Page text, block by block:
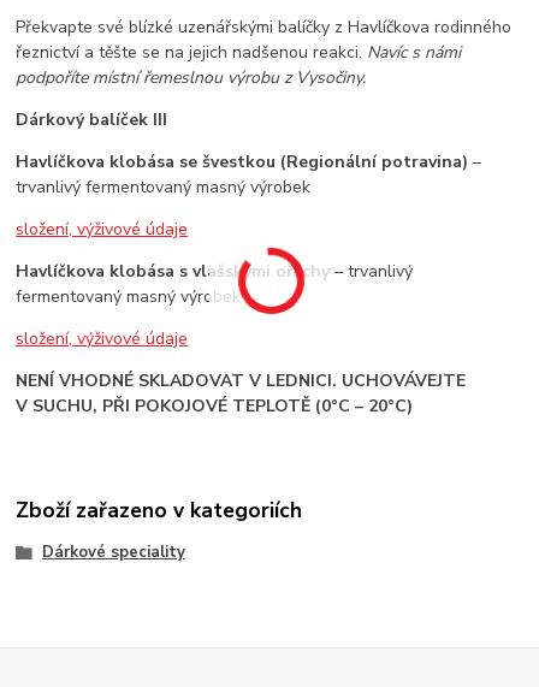
Překvapte své blízké uzenářskými balíčky z Havlíčkova rodinného
řeznictví a těšte se na jejich nadšenou reakci. Navíc s námi
podpoříte místní řemeslnou výrobu z Vysočiny.
Dárkový balíček III
Havlíčkova klobása se švestkou (Regionální potravina)–
trvanlivý fermentovaný masný výrobek
složení, výživové údaje
Havlíčkova klobása s vlašskými ořechy– trvanlivý
fermentovaný masný výrobek
složení, výživové údaje
NENÍ VHODNÉ SKLADOVAT V LEDNICI. UCHOVÁVEJTE
V SUCHU, PŘI POKOJOVÉ TEPLOTĚ (0°C – 20°C)
Zboží zařazeno v kategoriích
Dárkové speciality